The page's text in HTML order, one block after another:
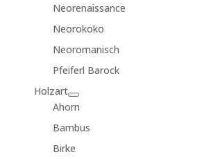
Neorenaissance
Neorokoko
Neoromanisch
Pfeiferl Barock
Holzart
Ahorn
Bambus
Birke